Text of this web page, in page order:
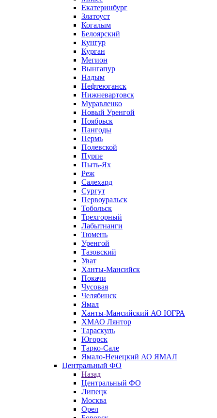
Екатеринбург
Златоуст
Когалым
Белоярский
Кунгур
Курган
Мегион
Вынгапур
Надым
Нефтеюганск
Нижневартовск
Муравленко
Новый Уренгой
Ноябрьск
Пангоды
Пермь
Полевской
Пурпе
Пыть-Ях
Реж
Салехард
Сургут
Первоуральск
Тобольск
Трехгорный
Лабытнанги
Тюмень
Уренгой
Тазовский
Уват
Ханты-Мансийск
Покачи
Чусовая
Челябинск
Ямал
Ханты-Мансийский АО ЮГРА
ХМАО Лянтор
Тараскуль
Югорск
Тарко-Сале
Ямало-Ненецкий АО ЯМАЛ
Центральный ФО
Назад
Центральный ФО
Липецк
Москва
Орел